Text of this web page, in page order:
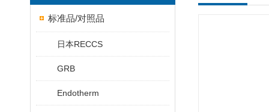
标准品/对照品
日本RECCS
GRB
Endotherm